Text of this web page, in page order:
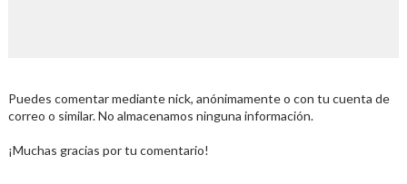
Puedes comentar mediante nick, anónimamente o con tu cuenta de
correo o similar. No almacenamos ninguna información.
¡Muchas gracias por tu comentario!